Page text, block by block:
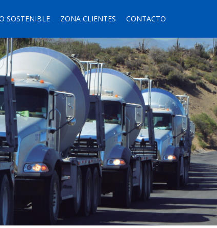
SOSTENIBLE ZONA CLIENTES CONTACTO